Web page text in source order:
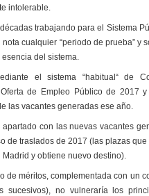
intolerable.
trabajando para el Sistema
cualquier “periodo de prueba” y
del sistema.
el sistema “habitual“ de
de Empleo Público de 2017
las vacantes generadas ese año.
con las nuevas vacantes
de traslados de 2017 (las plazas que
y obtiene nuevo destino).
de méritos, complementada con un
sucesivos), no vulneraría los